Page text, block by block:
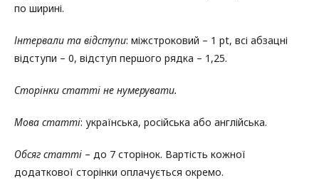
по ширині.
Інтервали та відступи: міжстроковий – 1 pt, всі абзацні
відступи – 0, відступ першого рядка – 1,25.
Сторінки статті не нумерувати.
Мова статті: українська, російська або англійська.
Обсяг статті – до 7 сторінок. Вартість кожної
додаткової сторінки оплачується окремо.